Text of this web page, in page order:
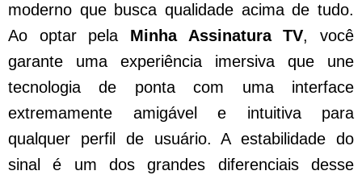
moderno que busca qualidade acima de tudo.
Ao optar pela Minha Assinatura TV, você
garante uma experiência imersiva que une
tecnologia de ponta com uma interface
extremamente amigável e intuitiva para
qualquer perfil de usuário. A estabilidade do
sinal é um dos grandes diferenciais desse